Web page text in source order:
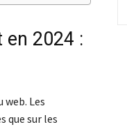
en 2024 :
Les
que sur les